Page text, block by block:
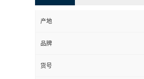
产地
品牌
货号